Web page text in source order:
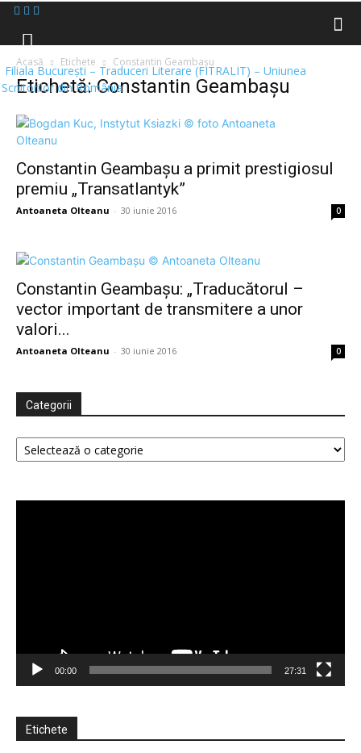
Filiala București – Traduceri Literare (FITRALIT) – Uniunea
Scriitorilor din România
Acasă Etichete Constantin Geambaşu
Etichetă: Constantin Geambaşu
Constantin Geambaşu a primit prestigiosul
premiu „Transatlantyk”
Antoaneta Olteanu - 30 iunie 2016 0
Constantin Geambaşu: „Traducătorul –
vector important de transmitere a unor
valori...
Antoaneta Olteanu - 30 iunie 2016 0
Categorii
Categorii
00:00 27:31
Etichete